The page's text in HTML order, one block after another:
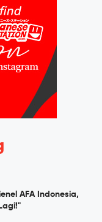
AFA Indonesia,